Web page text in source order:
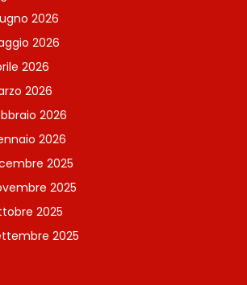
2026
2026
2026
2026
2026
2026
2025
2025
2025
2025